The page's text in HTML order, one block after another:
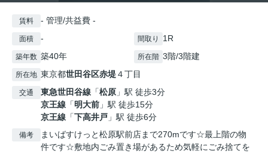
賃料 - 管理/共益費 -
面積 - 間取り 1R
築年数 築40年 所在階 3階/3階建
所在地 東京都世田谷区赤堤４丁目
交通 東急世田谷線 「松原 」駅 徒歩3分
京王線 「明大前 」駅 徒歩15分
京王線 「下高井戸 」駅 徒歩6分
備考
まいばすけっと松原駅前店まで270mです☆最上階の物
件です☆敷地内ごみ置き場があるため気軽にごみ捨てを